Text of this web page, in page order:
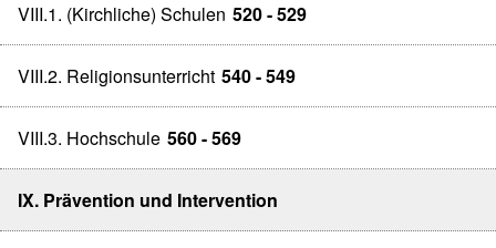
VIII.1. (Kirchliche) Schulen 520 - 529
VIII.2. Religionsunterricht 540 - 549
VIII.3. Hochschule 560 - 569
IX. Prävention und Intervention